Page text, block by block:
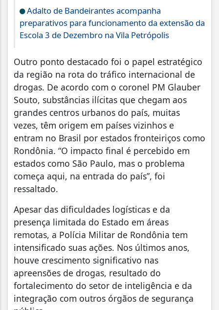
Adalto de Bandeirantes acompanha
preparativos para funcionamento da extensão da
Escola 3 de Dezembro na Vila Petrópolis
Outro ponto destacado foi o papel estratégico
da região na rota do tráfico internacional de
drogas. De acordo com o coronel PM Glauber
Souto, substâncias ilícitas que chegam aos
grandes centros urbanos do país, muitas
vezes, têm origem em países vizinhos e
entram no Brasil por estados fronteiriços como
Rondônia. “O impacto final é percebido em
estados como São Paulo, mas o problema
começa aqui, na entrada do país”, foi
ressaltado.
Apesar das dificuldades logísticas e da
presença limitada do Estado em áreas
remotas, a Polícia Militar de Rondônia tem
intensificado suas ações. Nos últimos anos,
houve crescimento significativo nas
apreensões de drogas, resultado do
fortalecimento do setor de inteligência e da
integração com outros órgãos de segurança